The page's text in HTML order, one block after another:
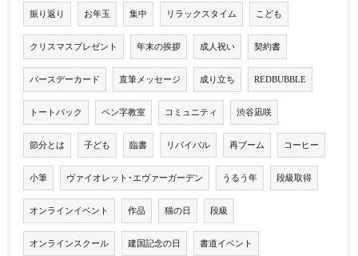
振り返り お年玉 集中 リラックスタイム こども
クリスマスプレゼント 年末の挨拶 成人祝い 契約書
バースデーカード 直筆メッセージ 成り立ち REDBUBBLE
トートバック ペン字教室 コミュニティ 渋谷凪咲
節分とは 子ども 臨書 リバイバル 再ブーム コーヒー
小筆 ヴァイオレット･エヴァーガーデン うるう年 段級取得
オンラインイベント 作品 猫の日 段級
オンラインスクール 建国記念の日 書道イベント